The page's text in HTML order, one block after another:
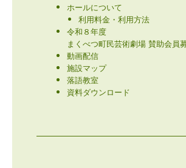
ホールについて
利用料金・利用方法
令和８年度
まくべつ町民芸術劇場 賛助会員
動画配信
施設マップ
落語教室
資料ダウンロード